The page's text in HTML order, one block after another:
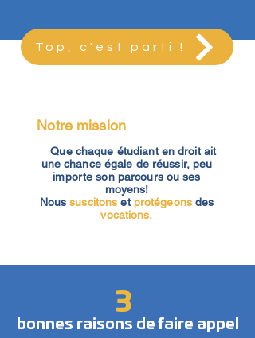
Top, c'est parti !
Notre mission
Que chaque étudiant en droit ait
une chance égale de réussir, peu
importe son parcours ou ses
moyens!
Noussuscitons etprotégeonsdes
vocations.
bonnes raisons de faire appel
3